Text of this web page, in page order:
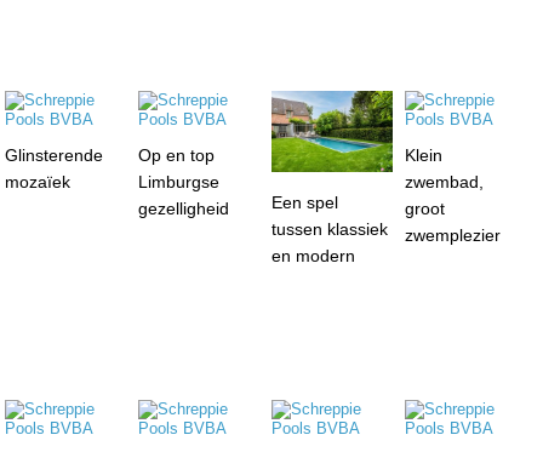
Glinsterende
mozaïek
Op en top
Limburgse
gezelligheid
Een spel
tussen klassiek
en modern
Klein
zwembad,
groot
zwemplezier